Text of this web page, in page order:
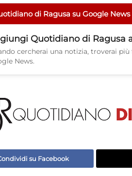
di Ragusa su Google News
Quotidiano di Ragusa
cercherai una notizia, troverai
News.
su Facebook